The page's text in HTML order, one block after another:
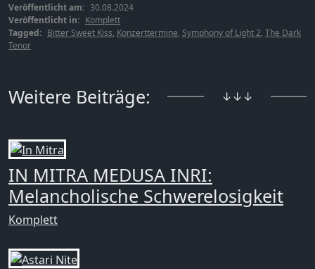
Veröffentlicht am: 30.08.2024
Veröffentlicht in: Komplett
Tagged: Bitter Sweet Kiss, Konzerttermine, Symphony of Light 2, The Dark
Tenor
Weitere Beiträge: ↓↓↓
IN MITRA MEDUSA INRI:
Melancholische Schwerelosigkeit
Komplett